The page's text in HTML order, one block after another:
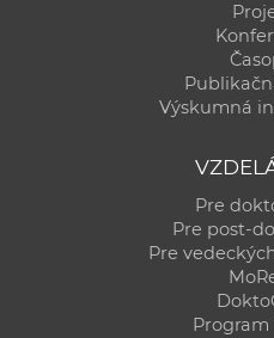
Výskumná
Pre
Pre post-
Pre